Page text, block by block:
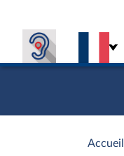
Accueil
d'accueil